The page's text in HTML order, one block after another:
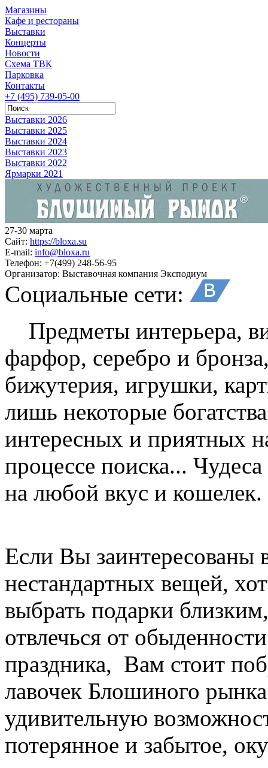
Магазины
Кафе и рестораны
Выставки
Концерты
Новости
Схема ТВК
Парковка
Контакты
+7 (495) 739-05-00
Выставки 2026
Выставки 2025
Выставки 2024
Выставки 2023
Выставки 2022
Ярмарки 2021
27-30 марта
Сайт: https://bloxa.su
E-mail: info@bloxa.ru
Телефон: +7(499) 248-56-95
Организатор: Выставочная компания Эксподиум
Социальные сети:
Предметы интерьера,
фарфор, серебро и
бижутерия, игрушки,
лишь некоторые
интересных и приятных
процессе поиска...
на любой вкус и кошелек.
Если Вы заинтересованы
нестандартных вещей,
выбрать подарки
отвлечься от
праздника, Вам стоит
лавочек Блошиного
удивительную
потерянное и забытое,